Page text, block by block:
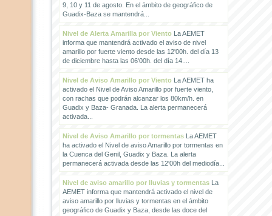
9, 10 y 11 de agosto. En el ámbito de geográfico de
Guadix-Baza se mantendrá...
Nivel de Alerta Amarilla por VientoLa AEMET
informa que mantendrá activado el aviso de nivel
amarillo por fuerte viento desde las 12'00h. del día 13
de diciembre hasta las 06'00h. del día 14....
Nivel de Aviso Amarillo por VientoLa AEMET ha
activado el Nivel de Aviso Amarillo por fuerte viento,
con rachas que podrán alcanzar los 80km/h. en
Guadix y Baza- Granada. La alerta permanecerá
activada...
Nivel de Aviso Amarillo por tormentasLa AEMET
ha activado el Nivel de aviso Amarillo por tormentas en
la Cuenca del Genil, Guadix y Baza. La alerta
permanecerá activada desde las 12'00h del mediodía...
Nivel de aviso amarillo por lluvias y tormentasLa
AEMET informa que mantendrá activado el nivel de
aviso amarillo por lluvias y tormentas en el ámbito
geográfico de Guadix y Baza, desde las doce del